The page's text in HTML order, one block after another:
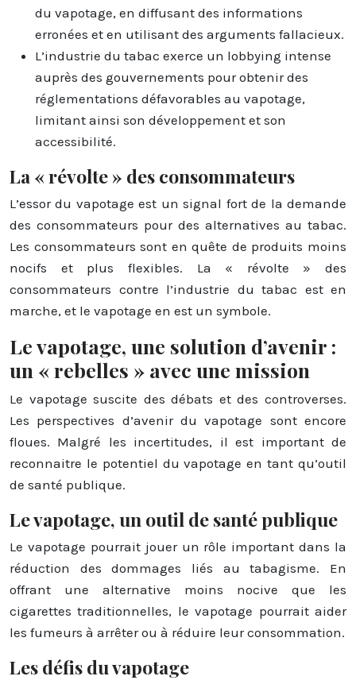
du vapotage, en diffusant des informations
erronées et en utilisant des arguments fallacieux.
L’industrie du tabac exerce un lobbying intense
auprès des gouvernements pour obtenir des
réglementations défavorables au vapotage,
limitant ainsi son développement et son
accessibilité.
La « révolte » des consommateurs
L’essor du vapotage est un signal fort de la demande
des consommateurs pour des alternatives au tabac.
Les consommateurs sont en quête de produits moins
nocifs et plus flexibles. La « révolte » des
consommateurs contre l’industrie du tabac est en
marche, et le vapotage en est un symbole.
Le vapotage, une solution d’avenir :
un « rebelles » avec une mission
Le vapotage suscite des débats et des controverses.
Les perspectives d’avenir du vapotage sont encore
floues. Malgré les incertitudes, il est important de
reconnaitre le potentiel du vapotage en tant qu’outil
de santé publique.
Le vapotage, un outil de santé publique
Le vapotage pourrait jouer un rôle important dans la
réduction des dommages liés au tabagisme. En
offrant une alternative moins nocive que les
cigarettes traditionnelles, le vapotage pourrait aider
les fumeurs à arrêter ou à réduire leur consommation.
Les défis du vapotage